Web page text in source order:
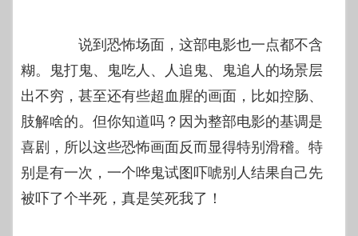
说到恐怖场面，这部电影也一点都不含
糊。鬼打鬼、鬼吃人、人追鬼、鬼追人的场景层
出不穷，甚至还有些超血腥的画面，比如控肠、
肢解啥的。但你知道吗？因为整部电影的基调是
喜剧，所以这些恐怖画面反而显得特别滑稽。特
别是有一次，一个哗鬼试图吓唬别人结果自己先
被吓了个半死，真是笑死我了！